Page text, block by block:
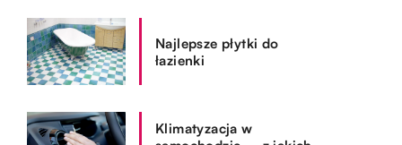
Najlepsze płytki do
łazienki
Klimatyzacja w